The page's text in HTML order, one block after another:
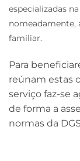
especializadas
nomeadamente,
familiar.
Para
reúnam estas
serviço faz-se
de forma a
normas da